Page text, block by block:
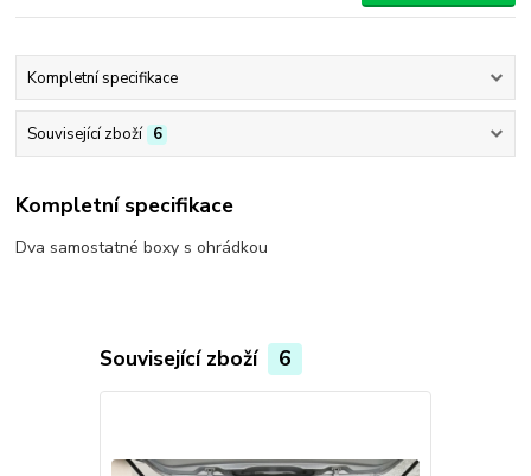
Kompletní specifikace
Související zboží 6
Kompletní specifikace
Dva samostatné boxy s ohrádkou
Související zboží 6